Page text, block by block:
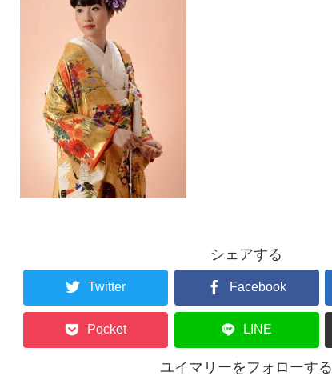
シェアする
Twitter Facebook
Pocket LINE
ユイマリーをフォローする